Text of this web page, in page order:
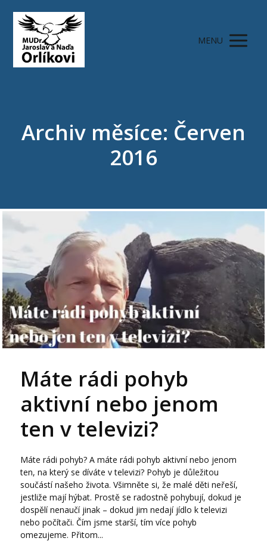
MENU
Archiv měsíce: Červen
2016
Máte rádi pohyb
aktivní nebo jenom
ten v televizi?
Máte rádi pohyb? A máte rádi pohyb aktivní nebo jenom
ten, na který se díváte v televizi? Pohyb je důležitou
součástí našeho života. Všimněte si, že malé děti neřeší,
jestliže mají hýbat. Prostě se radostně pohybují, dokud je
dospělí nenaučí jinak – dokud jim nedají jídlo k televizi
nebo počítači. Čím jsme starší, tím více pohyb
omezujeme. Přitom...